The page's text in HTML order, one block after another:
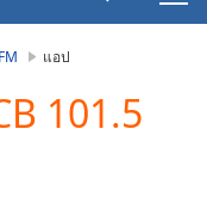
แอป
101.5